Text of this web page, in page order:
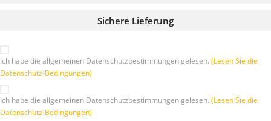
Sichere Lieferung
Ich habe die allgemeinen Datenschutzbestimmungen gelesen. (Lesen Sie die
Datenschutz-Bedingungen)
Ich habe die allgemeinen Datenschutzbestimmungen gelesen. (Lesen Sie die
Datenschutz-Bedingungen)